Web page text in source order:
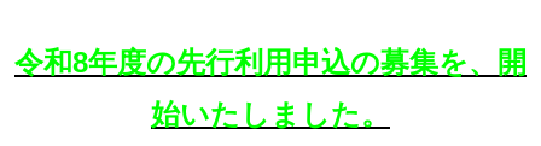
令和8年度の先行利用申込の募集を、開
始いたしました。